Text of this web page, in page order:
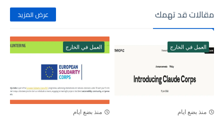
مقالات قد تهمك عرض المزيد
العمل في الخارج
منذ بضع ايام
العمل في الخارج
منذ بضع ايام